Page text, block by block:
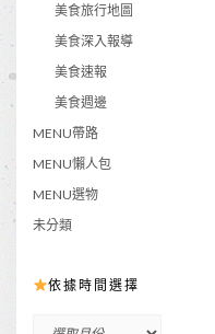
美食旅行地圖
美食深入報導
美食速報
美食週邊
MENU帶路
MENU懶人包
MENU選物
未分類
依據時間選擇